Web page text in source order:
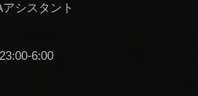
アシスタント
6:00